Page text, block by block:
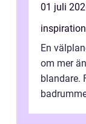
01 juli
inspiration
En
om mer
blandare.